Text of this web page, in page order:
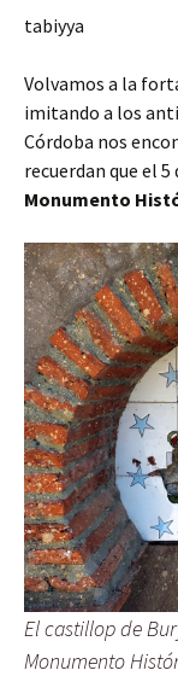
tabiyya
Volvamos a la
imitando a los
Córdoba nos
recuerdan que el
Monumento
El castillop de
Monumento